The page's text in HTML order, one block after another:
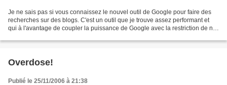
Je ne sais pas si vous connaissez le nouvel outil de Google pour faire des
recherches sur des blogs. C'est un outil que je trouve assez performant et
qui à l'avantage de coupler la puissance de Google avec la restriction de ne
Overdose!
Publié le 25/11/2006 à 21:38